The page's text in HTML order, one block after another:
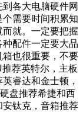
各大电脑硬件网
需要时间积累知
就。一定要把握
配件一定要大品
也很重要，不要
荐英特尔，主板
睿达和金士顿，
盘推荐希捷和西
钛克，音箱推荐